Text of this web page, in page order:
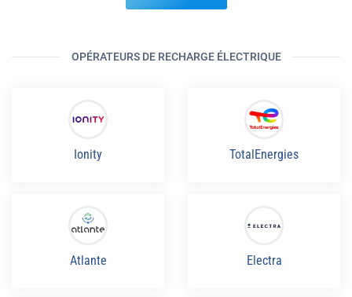
OPÉRATEURS DE RECHARGE ÉLECTRIQUE
Ionity TotalEnergies
Atlante Electra